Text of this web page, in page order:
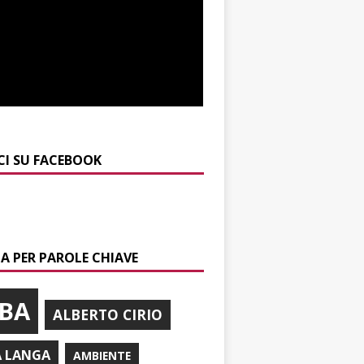
SU FACEBOOK
PER PAROLE CHIAVE
ALBERTO CIRIO
LANGA AMBIENTE